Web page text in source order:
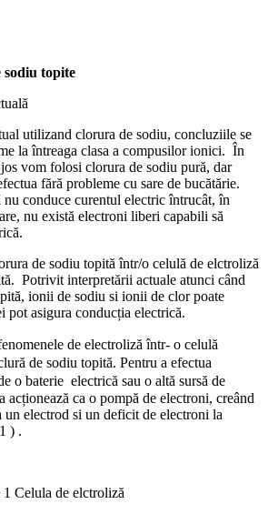
topite
utilizand clorura de sodiu, concluziile se
la întreaga clasa a compusilor ionici. În
vom folosi clorura de sodiu pură, dar
fără probleme cu sare de bucătărie.
conduce curentul electric întrucât, în
nu există electroni liberi capabili să
de sodiu topită într/o celulă de elctroliză
Potrivit interpretării actuale atunci când
ionii de sodiu si ionii de clor poate
pot asigura conducția electrică.
de electrolizăîntr- o celulă
de sodiu topită. Pentru a efectua
o baterie electrică sau o altă sursă de
acționează ca o pompă de electroni, creând
un electrod si un deficit de electroni la
) .
Celula de elctroliză